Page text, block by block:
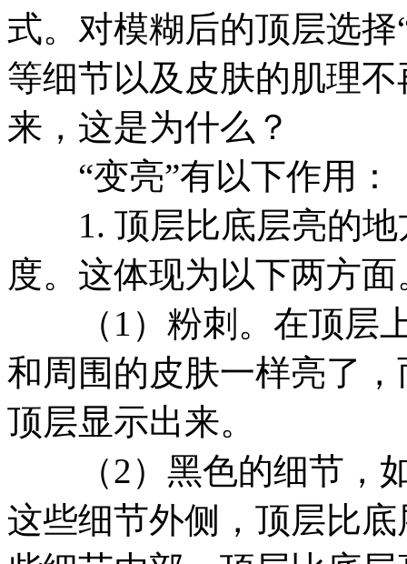
式。对模糊后的顶层选
等细节以及皮肤的肌理
来，这是为什么？
“变亮”有以下作用：
1. 顶层比底层亮的地
度。这体现为以下两方面
（1）粉刺。在顶层上
和周围的皮肤一样亮了
顶层显示出来。
（2）黑色的细节，如
这些细节外侧，顶层比